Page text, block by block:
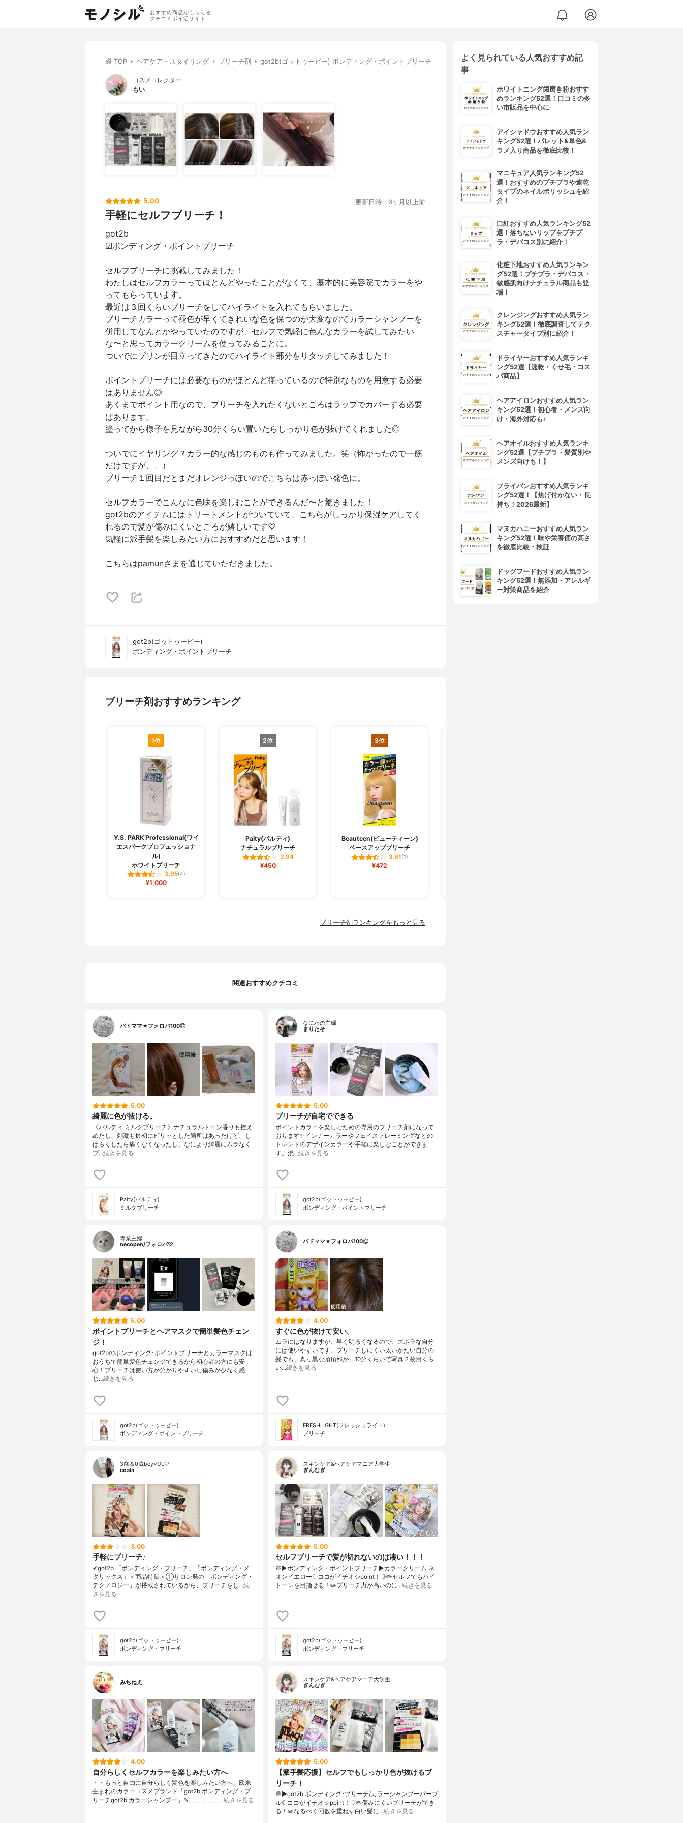
おすすめ商品がもらえる
クチコミポイ活サイト
TOP ヘアケア・スタイリング ブリーチ剤 got2b(ゴットゥービー) ボンディング・ポイントブリーチ
コスメコレクター
もい
5.00 更新日時：6ヶ月以上前
手軽にセルフブリーチ！
got2b
☑︎ボンディング・ポイントブリーチ
セルフブリーチに挑戦してみました！
わたしはセルフカラーってほとんどやったことがなくて、基本的に美容院でカラーをや
ってもらっています。
最近は３回くらいブリーチをしてハイライトを入れてもらいました。
ブリーチカラーって褪色が早くてきれいな色を保つのが大変なのでカラーシャンプーを
併用してなんとかやっていたのですが、セルフで気軽に色んなカラーを試してみたい
な〜と思ってカラークリームを使ってみることに。
ついでにプリンが目立ってきたのでハイライト部分をリタッチしてみました！
ポイントブリーチには必要なものがほとんど揃っているので特別なものを用意する必要
はありません◎
あくまでポイント用なので、ブリーチを入れたくないところはラップでカバーする必要
はあります。
塗ってから様子を見ながら30分くらい置いたらしっかり色が抜けてくれました◎
ついでにイヤリング？カラー的な感じのものも作ってみました。笑（怖かったので一筋
だけですが、、）
ブリーチ１回目だとまだオレンジっぽいのでこちらは赤っぽい発色に。
セルフカラーでこんなに色味を楽しむことができるんだ〜と驚きました！
got2bのアイテムにはトリートメントがついていて、こちらがしっかり保湿ケアしてく
れるので髪が傷みにくいところが嬉しいです♡
気軽に派手髪を楽しみたい方におすすめだと思います！
こちらはpamunさまを通じていただきました。
got2b(ゴットゥービー)
ボンディング・ポイントブリーチ
ブリーチ剤おすすめランキング
1位
Y.S. PARK Professional(ワイ
エスパークプロフェッショナ
ル)
ホワイトブリーチ
3.95(4)
¥1,000
2位
Palty(パルティ)
ナチュラルブリーチ
3.94
¥450
3位
Beauteen(ビューティーン)
ベースアップブリーチ
3.91(1)
¥472
ブリーチ剤ランキングをもっと見る
関連おすすめクチコミ
バドママ★フォロバ100◎
5.00
綺麗に色が抜ける。
《パルティ ミルクブリーチ》ナチュラルトーン香りも控え
めだし、刺激も最初にピリッとした箇所はあったけど、し
ばらくしたら痛くなくなったし、なにより綺麗にムラなく
ブ…続きを見る
Palty(パルティ)
ミルクブリーチ
なにわの主婦
まりたそ
5.00
ブリーチが自宅でできる
ポイントカラーを楽しむための専用のブリーチ剤になって
おります✨インナーカラーやフェイスフレーミングなどの
トレンドのデザインカラーや手軽に楽しむことができま
す。混…続きを見る
got2b(ゴットゥービー)
ボンディング・ポイントブリーチ
専業主婦
necopen/フォロバ♡
5.00
ポイントブリーチとヘアマスクで簡単髪色チェン
ジ！
got2bのボンディング･ポイントブリーチとカラーマスクは
おうちで簡単髪色チェンジできるから初心者の方にも安
心！ブリーチは使い方が分かりやすいし傷みが少なく感
じ…続きを見る
got2b(ゴットゥービー)
ボンディング・ポイントブリーチ
バドママ★フォロバ100◎
4.00
すぐに色が抜けて安い。
ムラにはなりますが、早く明るくなるので、ズボラな自分
には使いやすいです。ブリーチしにくい太いかたい自分の
髪でも、真っ黒な頭頂部が、10分くらいで写真２枚目くら
い…続きを見る
FRESHLIGHT(フレッシュライト)
ブリーチ
3歳＆0歳boy×OL🤍
coala
3.00
手軽にブリーチ♪
✔︎got2b 「ボンディング・ブリーチ」「ボンディング・メ
タリックス」＜商品特長＞①サロン発の「ボンディング・
テクノロジー」が搭載されているから、ブリーチをし…続
きを見る
got2b(ゴットゥービー)
ボンディング・ブリーチ
スキンケア&ヘアケアマニア大学生
ぎんむぎ
5.00
セルフブリーチで髪が切れないのは凄い！！！
💭▶️ボンディング・ポイントブリーチ▶️カラークリーム ネ
オンイエロー☾ココがイチオシpoint！☽✏️セルフでもハイ
トーンを目指せる！✏️ブリーチ力が高いのに…続きを見る
got2b(ゴットゥービー)
ボンディング・ブリーチ
みちねえ
4.00
自分らしくセルフカラーを楽しみたい方へ
・・もっと自由に自分らしく髪色を楽しみたい方へ、欧米
生まれのカラーコスメブランド「got2b ボンディング・ブ
リーチgot2b カラーシャンプー」✎︎＿＿＿＿＿…続きを見る
スキンケア&ヘアケアマニア大学生
ぎんむぎ
5.00
【派手髪応援】セルフでもしっかり色が抜けるブ
リーチ！
💭▶️got2b ボンディング･ブリーチ/カラーシャンプーパープ
ル☾ココがイチオシpoint！☽✏️傷みにくいブリーチができ
る！✏️なるべく回数を重ねず白い髪に…続きを見る
よく見られている人気おすすめ記
事
ホワイトニング歯磨き粉おすす
めランキング52選！口コミの多
い市販品を中心に
アイシャドウおすすめ人気ラン
キング52選！パレット&単色&
ラメ入り商品を徹底比較！
マニキュア人気ランキング52
選！おすすめのプチプラや速乾
タイプのネイルポリッシュを紹
介！
口紅おすすめ人気ランキング52
選！落ちないリップをプチプ
ラ・デパコス別に紹介！
化粧下地おすすめ人気ランキン
グ52選！プチプラ・デパコス・
敏感肌向けナチュラル商品も登
場！
クレンジングおすすめ人気ラン
キング52選！徹底調査してテク
スチャータイプ別に紹介！
ドライヤーおすすめ人気ランキ
ング52選【速乾・くせ毛・コス
パ商品】
ヘアアイロンおすすめ人気ラン
キング52選！初心者・メンズ向
け・海外対応も♪
ヘアオイルおすすめ人気ランキ
ング52選【プチプラ・髪質別や
メンズ向けも！】
フライパンおすすめ人気ランキ
ング52選！【焦げ付かない・長
持ち！2026最新】
マヌカハニーおすすめ人気ラン
キング52選！味や栄養価の高さ
を徹底比較・検証
ドッグフードおすすめ人気ラン
キング52選！無添加・アレルギ
ー対策商品を紹介